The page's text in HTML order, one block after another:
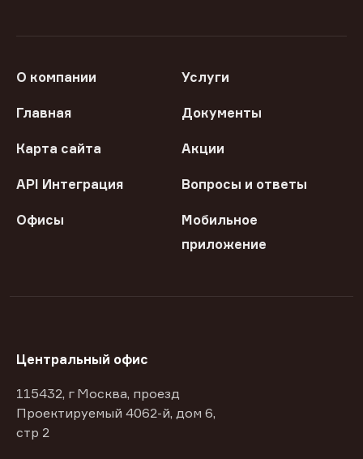
О компании Услуги
Главная Документы
Карта сайта Акции
API Интеграция Вопросы и ответы
Офисы
Мобильное
приложение
Центральный офис
115432, г Москва, проезд
Проектируемый 4062-й, дом 6,
стр 2